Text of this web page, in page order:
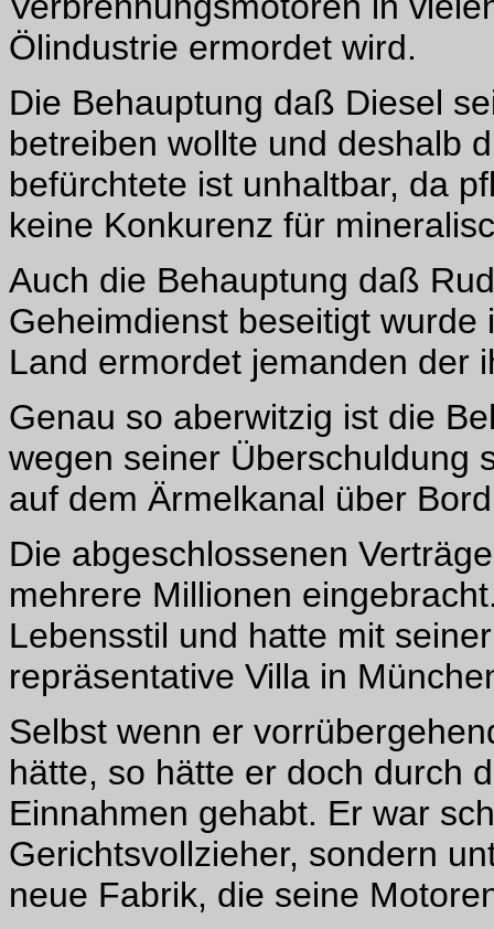
Ölindustrie ermordet wird.
Die Behauptung daß Diesel
betreiben wollte und deshalb
befürchtete ist unhaltbar, da
keine Konkurenz für
Auch die Behauptung daß
Geheimdienst beseitigt
Land ermordet jemanden der
Genau so aberwitzig ist die
wegen seiner Überschuldung
auf dem Ärmelkanal über
Die abgeschlossenen
mehrere Millionen
Lebensstil und hatte mit
repräsentative Villa in
Selbst wenn er
hätte, so hätte er doch durch
Einnahmen gehabt. Er war
Gerichtsvollzieher, sondern
neue Fabrik, die seine